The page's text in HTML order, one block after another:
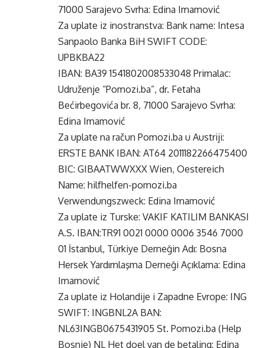
71000 Sarajevo Svrha: Edina Imamović
Za uplate iz inostranstva: Bank name: Intesa
Sanpaolo Banka BiH SWIFT CODE:
UPBKBA22
IBAN: BA39 1541802008533048 Primalac:
Udruženje “Pomozi.ba”, dr. Fetaha
Bećirbegovića br. 8, 71000 Sarajevo Svrha:
Edina Imamović
Za uplate na račun Pomozi.ba u Austriji:
ERSTE BANK IBAN: AT64 2011182266475400
BIC: GIBAATWWXXX Wien, Oestereich
Name: hilfhelfen-pomozi.ba
Verwendungszweck: Edina Imamović
Za uplate iz Turske: VAKIF KATILIM BANKASI
A.S. IBAN:TR91 0021 0000 0006 3546 7000
01 İstanbul, Türkiye Derneğin Adı: Bosna
Hersek Yardımlaşma Derneği Açıklama: Edina
Imamović
Za uplate iz Holandije i Zapadne Evrope: ING
SWIFT: INGBNL2A BAN:
NL63INGB0675431905 St. Pomozi.ba (Help
Bosnie) NL Het doel van de betaling: Edina